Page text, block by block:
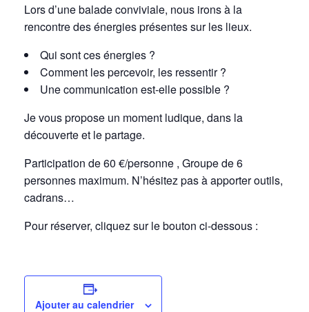
Lors d’une balade conviviale, nous irons à la
rencontre des énergies présentes sur les lieux.
Qui sont ces énergies ?
Comment les percevoir, les ressentir ?
Une communication est-elle possible ?
Je vous propose un moment ludique, dans la
découverte et le partage.
Participation de 60 €/personne , Groupe de 6
personnes maximum. N’hésitez pas à apporter outils,
cadrans…
Pour réserver, cliquez sur le bouton ci-dessous :
Ajouter au calendrier